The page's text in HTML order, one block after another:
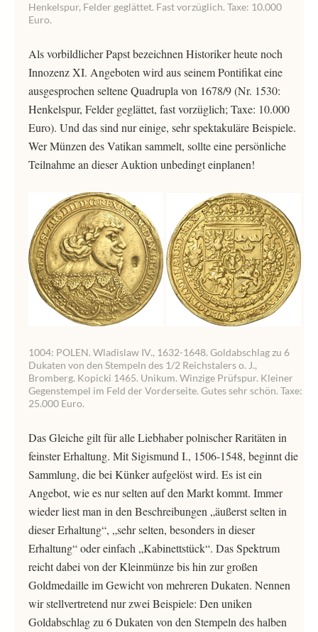
Henkelspur, Felder geglättet. Fast vorzüglich. Taxe: 10.000
Euro.
Als vorbildlicher Papst bezeichnen Historiker heute noch
Innozenz XI. Angeboten wird aus seinem Pontifikat eine
ausgesprochen seltene Quadrupla von 1678/9 (Nr. 1530:
Henkelspur, Felder geglättet, fast vorzüglich; Taxe: 10.000
Euro). Und das sind nur einige, sehr spektakuläre Beispiele.
Wer Münzen des Vatikan sammelt, sollte eine persönliche
Teilnahme an dieser Auktion unbedingt einplanen!
1004: POLEN. Wladislaw IV., 1632-1648. Goldabschlag zu 6
Dukaten von den Stempeln des 1/2 Reichstalers o. J.,
Bromberg. Kopicki 1465. Unikum. Winzige Prüfspur. Kleiner
Gegenstempel im Feld der Vorderseite. Gutes sehr schön. Taxe:
25.000 Euro.
Das Gleiche gilt für alle Liebhaber polnischer Raritäten in
feinster Erhaltung. Mit Sigismund I., 1506-1548, beginnt die
Sammlung, die bei Künker aufgelöst wird. Es ist ein
Angebot, wie es nur selten auf den Markt kommt. Immer
wieder liest man in den Beschreibungen „äußerst selten in
dieser Erhaltung“, „sehr selten, besonders in dieser
Erhaltung“ oder einfach „Kabinettstück“. Das Spektrum
reicht dabei von der Kleinmünze bis hin zur großen
Goldmedaille im Gewicht von mehreren Dukaten. Nennen
wir stellvertretend nur zwei Beispiele: Den uniken
Goldabschlag zu 6 Dukaten von den Stempeln des halben